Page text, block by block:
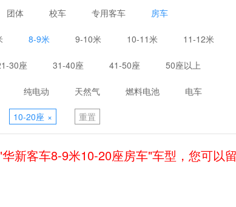
团体 校车 专用客车 房车
8-9米 9-10米 10-11米 11-12米
30座 31-40座 41-50座 50座以上
纯电动 天然气 燃料电池 电车
10-20座 × 重置
新客车8-9米10-20座房车"车型，您可以